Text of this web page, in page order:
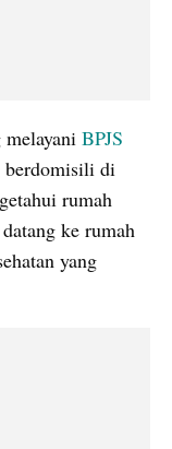
BPJS
berdomisili di
rumah
ke rumah
yang